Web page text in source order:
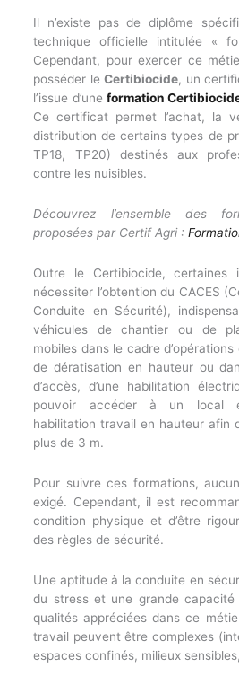
Il n’existe pas de diplôme
technique officielle intitulée «
Cependant, pour exercer ce
posséder leCertibiocide, un
l’issue d’uneformation
Ce certificat permet l’achat, la
distribution de certains types de
TP18, TP20) destinés aux
contre les nuisibles.
Découvrez l’ensemble des
proposées par Certif Agri :
Outre le Certibiocide, certaines
nécessiter l’obtention du CACES
Conduite en Sécurité),
véhicules de chantier ou de
mobiles dans le cadre
de dératisation en hauteur ou
d’accès, d’une habilitation
pouvoir accéder à un local
habilitation travail en hauteur afin
plus de 3 m.
Pour suivre ces formations,
exigé. Cependant, il est
condition physique et d’être
des règles de sécurité.
Une aptitude à la conduite en
du stress et une grande capacité
qualités appréciées dans ce
travail peuvent être complexes
espaces confinés, milieux